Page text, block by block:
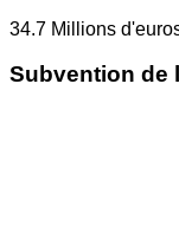
34.7 Millions
Subvention de